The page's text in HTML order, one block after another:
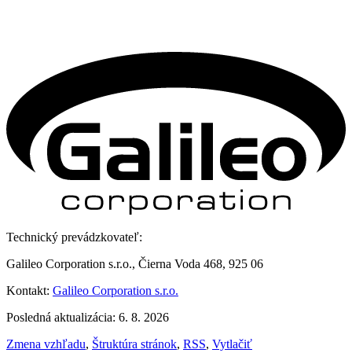
Technický prevádzkovateľ:
Galileo Corporation s.r.o., Čierna Voda 468, 925 06
Kontakt: Galileo Corporation s.r.o.
Posledná aktualizácia: 6. 8. 2026
Zmena vzhľadu, Štruktúra stránok, RSS, Vytlačiť